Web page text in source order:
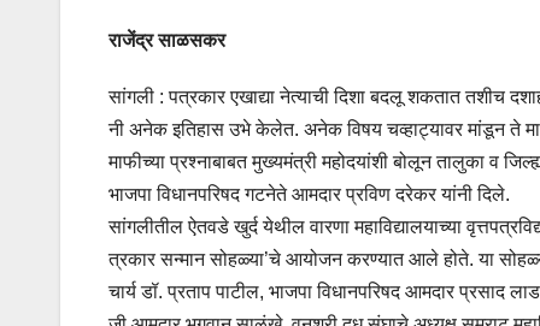
राजेंद्र साळसकर
सांगली : पत्रकार एखाद्या नेत्याची दिशा बदलू शकतात तशीच
नी अनेक इतिहास उभे केलेत. अनेक विषय चव्हाट्यावर मांडून ते
माफीच्या प्रश्नाबाबत मुख्यमंत्री महोदयांशी बोलून तालुका व
भाजपा विधानपरिषद गटनेते आमदार प्रविण दरेकर यांनी दिले.
सांगलीतील ऐतवडे खुर्द येथील वारणा महाविद्यालयाच्या
त्रकार सन्मान सोहळ्या’चे आयोजन करण्यात आले होते. या
चार्य डॉ. प्रताप पाटील, भाजपा विधानपरिषद आमदार